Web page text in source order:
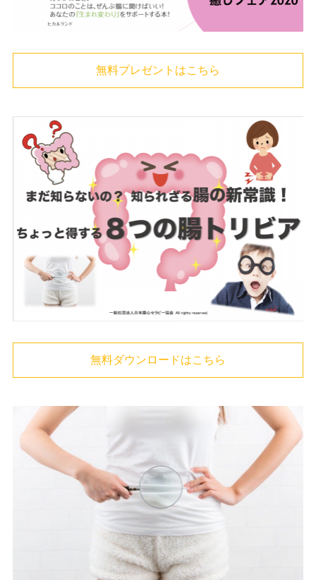
無料プレゼントはこちら
無料ダウンロードはこちら